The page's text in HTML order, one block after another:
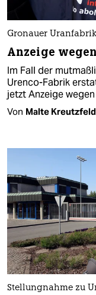
Gronauer Uranfabrik
Anzeige
Im Fall der
Urenco-Fabrik
jetzt Anzeige
Von Malte
Stellungnahme zu